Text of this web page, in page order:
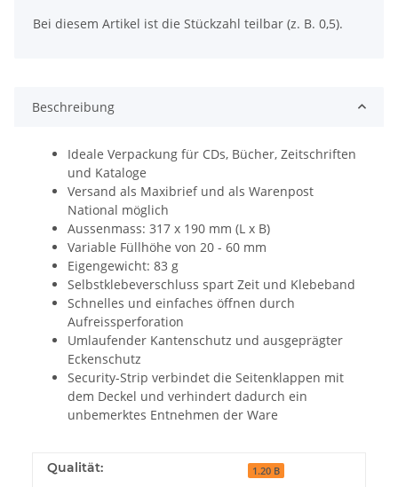
Bei diesem Artikel ist die Stückzahl teilbar (z. B. 0,5).
Beschreibung
Ideale Verpackung für CDs, Bücher, Zeitschriften
und Kataloge
Versand als Maxibrief und als Warenpost
National möglich
Aussenmass: 317 x 190 mm (L x B)
Variable Füllhöhe von 20 - 60 mm
Eigengewicht: 83 g
Selbstklebeverschluss spart Zeit und Klebeband
Schnelles und einfaches öffnen durch
Aufreissperforation
Umlaufender Kantenschutz und ausgeprägter
Eckenschutz
Security-Strip verbindet die Seitenklappen mit
dem Deckel und verhindert dadurch ein
unbemerktes Entnehmen der Ware
Qualität: 1.20 B